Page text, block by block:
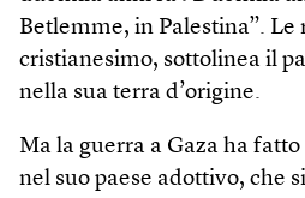
Betlemme, in Palestina”. Le
cristianesimo, sottolinea il
nella sua terra d’origine.
Ma la guerra a Gaza ha
nel suo paese adottivo, che